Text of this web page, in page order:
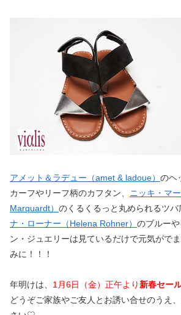
アメット＆ラデュー（amet & ladoue） のヘ
カーフやリーフ柄のカフタン、 ニッキ・マ
Marquardt） のくるくるっと丸められるツバ
ナ・ローナー（Helena Rohner） のブルー
ン・ジュエリーは見ているだけで元気がで
みに！！！
年明けは、 1月6日（金）正午より新春セー
どうぞご家族やご友人とお誘い合せのうえ